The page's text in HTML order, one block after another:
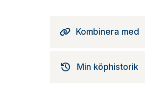
Kombinera med
Min köphistorik